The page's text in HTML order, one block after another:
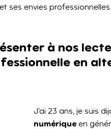
ses envies professionnelles.
à nos
en
J’ai 23 ans, je suis
numériqueen